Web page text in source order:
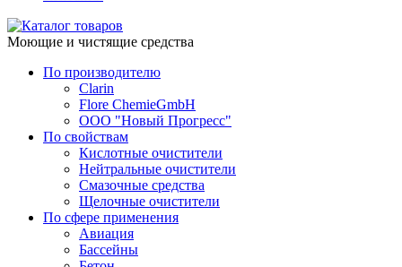
Моющие и чистящие средства
По производителю
Clarin
Flore ChemieGmbH
ООО "Новый Прогресс"
По свойствам
Кислотные очистители
Нейтральные очистители
Смазочные средства
Щелочные очистители
По сфере применения
Авиация
Бассейны